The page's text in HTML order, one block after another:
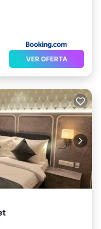
VER OFERTA